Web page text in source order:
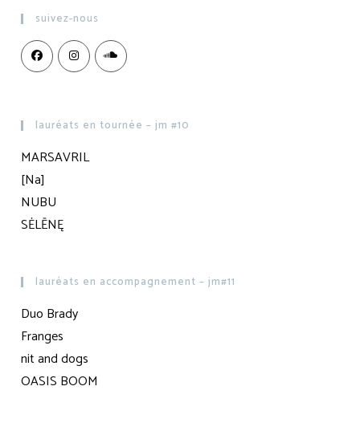
suivez-nous
lauréats en tournée – jm #10
MARSAVRIL
[Na]
NUBU
SĖLĒNĘ
lauréats en accompagnement – jm#11
Duo Brady
Franges
nit and dogs
OASIS BOOM